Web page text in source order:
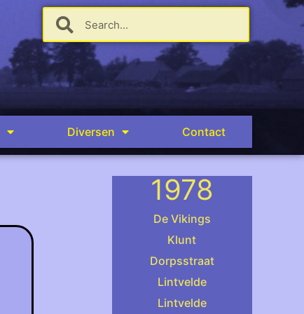
Diversen Contact
40) Bloemen zee in Groenlo met
1978
De Vikings
Klunt
Dorpsstraat
Lintvelde
Lintvelde